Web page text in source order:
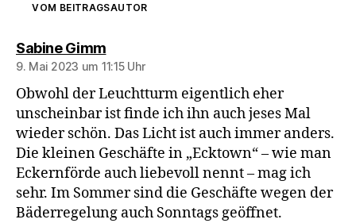
VOM BEITRAGSAUTOR
Sabine Gimmsagt:
9. Mai 2023 um 11:15 Uhr
Obwohl der Leuchtturm eigentlich eher
unscheinbar ist finde ich ihn auch jeses Mal
wieder schön. Das Licht ist auch immer anders.
Die kleinen Geschäfte in „Ecktown“ – wie man
Eckernförde auch liebevoll nennt – mag ich
sehr. Im Sommer sind die Geschäfte wegen der
Bäderregelung auch Sonntags geöffnet.